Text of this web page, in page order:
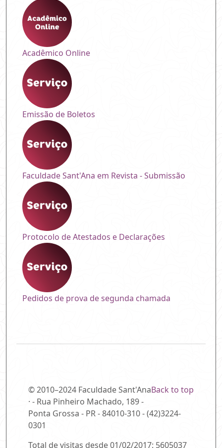
Acadêmico Online
Emissão de Boletos
Faculdade Sant'Ana em Revista - Submissão
Protocolo de Atestados e Declarações
Pedidos de prova de segunda chamada
Back to top
© 2010–2024 Faculdade Sant'Ana
· - Rua Pinheiro Machado, 189 -
Ponta Grossa - PR - 84010-310 - (42)3224-
0301
Total de visitas desde 01/02/2017: 5605037